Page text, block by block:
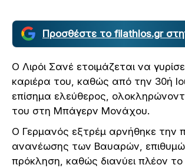
Προσθέστε το filathlos.gr
Ο Λιρόι Σανέ ετοιμάζεται να
καριέρα του, καθώς από την 30ή
επίσημα ελεύθερος,
του στη Μπάγερν Μονάχου.
Ο Γερμανός εξτρέμ αρνήθηκε την
ανανέωσης των Βαυαρών,
πρόκληση, καθώς διανύει πλέον